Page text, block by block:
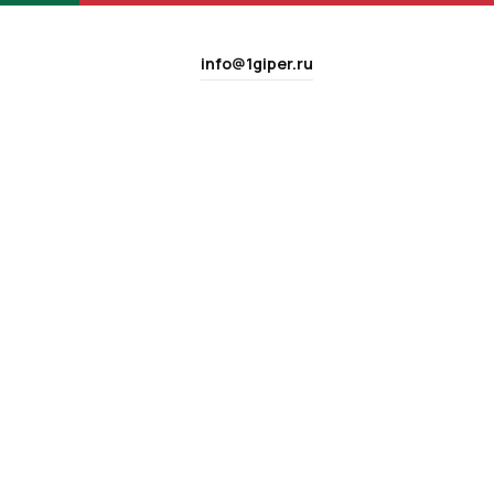
info@1giper.ru